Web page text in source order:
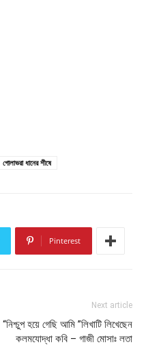
গোলাভরা ধানের শীষে
Pinterest
Next article
“নিশ্চুপ হয়ে গেছি আমি ”লিখাটি লিখেছেন
কলমযোদ্ধা কবি – গাজী মোসাঃ লতা